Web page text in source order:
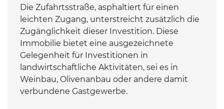
Die Zufahrtsstraße, asphaltiert für einen
leichten Zugang, unterstreicht zusätzlich die
Zugänglichkeit dieser Investition. Diese
Immobilie bietet eine ausgezeichnete
Gelegenheit für Investitionen in
landwirtschaftliche Aktivitäten, sei es in
Weinbau, Olivenanbau oder andere damit
verbundene Gastgewerbe.